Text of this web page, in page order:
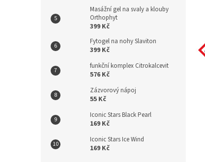
Masážní gel na svaly a klouby
Orthophyt
399 Kč
Fytogel na nohy Slaviton
399 Kč
funkční komplex Citrokalcevit
576 Kč
Zázvorový nápoj
55 Kč
Iconic Stars Black Pearl
169 Kč
Iconic Stars Ice Wind
169 Kč